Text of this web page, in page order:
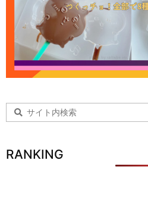
RANKING